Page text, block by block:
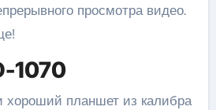
просмотра видео.
1070
планшет из калибра